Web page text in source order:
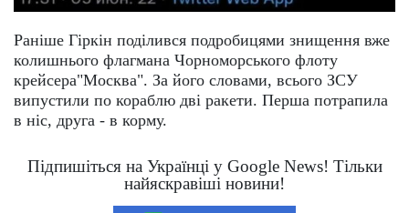
Раніше Гіркін поділився подробицями знищення вже
колишнього флагмана Чорноморського флоту
крейсера"Москва". За його словами, всього ЗСУ
випустили по кораблю дві ракети. Перша потрапила
в ніс, друга - в корму.
Підпишіться на Українці у Google News! Тільки
найяскравіші новини!